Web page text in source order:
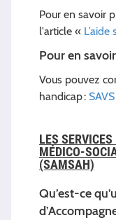
Pour en savoir
l'article «
Pour en
Vous pouvez
handicap :
LES
MÉDICO-
(SAMSAH)
Qu’est-ce